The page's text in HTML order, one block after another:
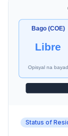
Status of